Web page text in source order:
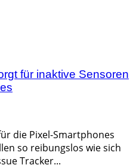
für inaktive Sensoren
die Pixel-Smartphones
so reibungslos wie sich
Tracker...